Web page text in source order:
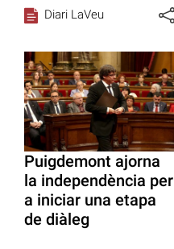
Diari LaVeu
Puigdemont ajorna
la independència per
a iniciar una etapa
de diàleg